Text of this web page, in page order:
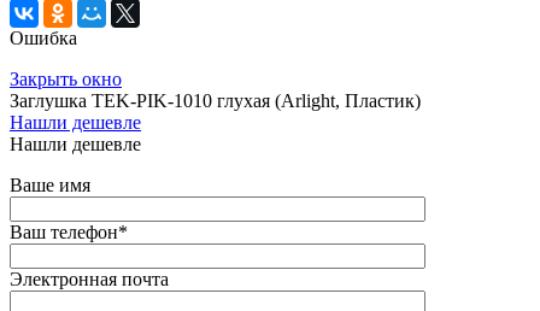
Ошибка
Закрыть окно
Заглушка TEK-PIK-1010 глухая (Arlight, Пластик)
Нашли дешевле
Нашли дешевле
Ваше имя
Ваш телефон*
Электронная почта